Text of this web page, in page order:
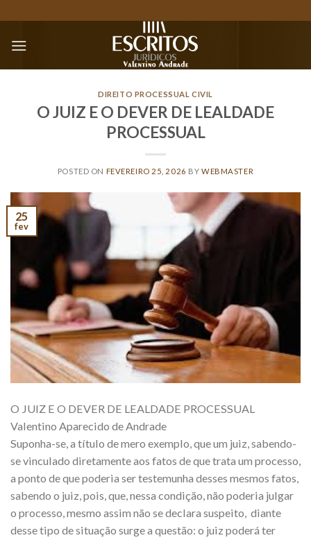
to
content
DIREITO PROCESSUAL CIVIL
O JUIZ E O DEVER DE LEALDADE
PROCESSUAL
POSTED ON FEVEREIRO 25, 2026 BY WEBMASTER
25
fev
O JUIZ E O DEVER DE LEALDADE PROCESSUAL
Valentino Aparecido de Andrade
Suponha-se, a título de mero exemplo, que um juiz, sabendo-
se vinculado diretamente aos fatos de que trata um processo,
a ponto de que poderia ser testemunha desses mesmos fatos,
sabendo o juiz, pois, que, nessa condição, não poderia julgar
o processo, mesmo assim não se declara suspeito, diante
desse tipo de situação surge a questão: o juiz poderá ter